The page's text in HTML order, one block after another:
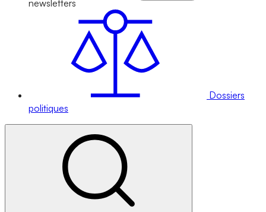
newsletters
Dossiers
politiques